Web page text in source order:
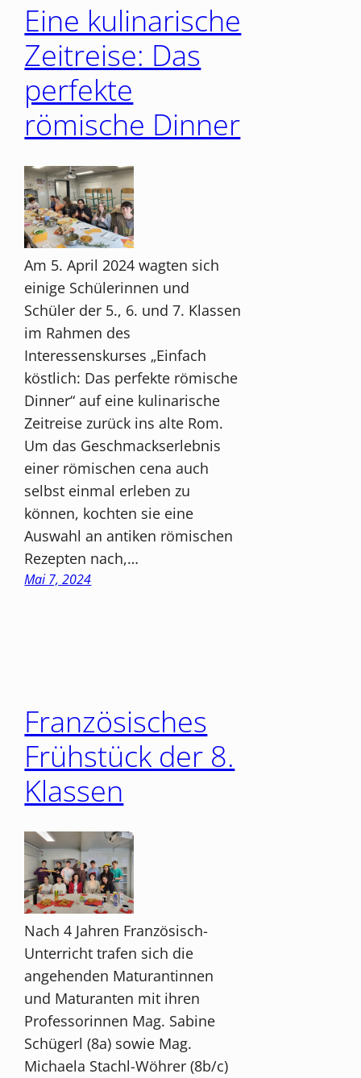
Eine kulinarische
Zeitreise: Das
perfekte
römische Dinner
Am 5. April 2024 wagten sich
einige Schülerinnen und
Schüler der 5., 6. und 7. Klassen
im Rahmen des
Interessenskurses „Einfach
köstlich: Das perfekte römische
Dinner“ auf eine kulinarische
Zeitreise zurück ins alte Rom.
Um das Geschmackserlebnis
einer römischen cena auch
selbst einmal erleben zu
können, kochten sie eine
Auswahl an antiken römischen
Rezepten nach,…
Mai 7, 2024
Französisches
Frühstück der 8.
Klassen
Nach 4 Jahren Französisch-
Unterricht trafen sich die
angehenden Maturantinnen
und Maturanten mit ihren
Professorinnen Mag. Sabine
Schügerl (8a) sowie Mag.
Michaela Stachl-Wöhrer (8b/c)